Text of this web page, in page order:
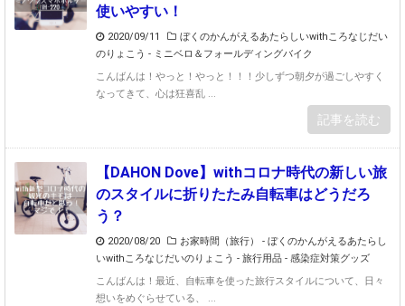
使いやすい！
2020/09/11
ぼくのかんがえるあたらしいwithころなじだい
のりょこう - ミニベロ＆フォールディングバイク
こんばんは！やっと！やっと！！！少しずつ朝夕が過ごしやすく
なってきて、心は狂喜乱 ...
記事を読む
【DAHON Dove】withコロナ時代の新しい旅
のスタイルに折りたたみ自転車はどうだろ
う？
2020/08/20 お家時間（旅行） - ぼくのかんがえるあたらし
いwithころなじだいのりょこう - 旅行用品 - 感染症対策グッズ
こんばんは！最近、自転車を使った旅行スタイルについて、日々
想いをめぐらせている、 ...